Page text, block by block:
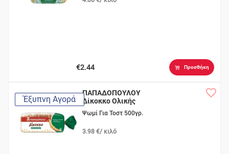
€2.44 Προσθήκη
Έξυπνη Αγορά
ΠΑΠΑΔΟΠΟΥΛΟΥ
Δίκοκκο Ολικής
Άλεσης
Ψωμί Για Τοστ 500γρ.
3.98 €/ κιλό